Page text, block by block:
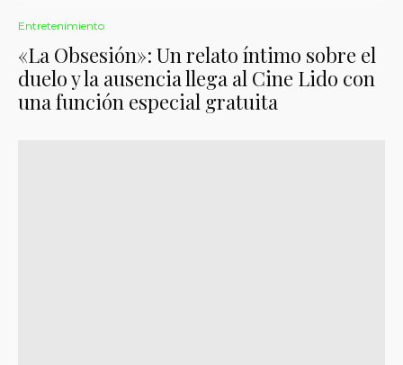
Entretenimiento
«La Obsesión»: Un relato íntimo sobre el
duelo y la ausencia llega al Cine Lido con
una función especial gratuita